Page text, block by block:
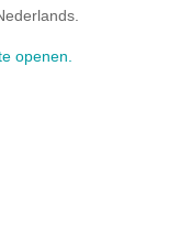
openen.